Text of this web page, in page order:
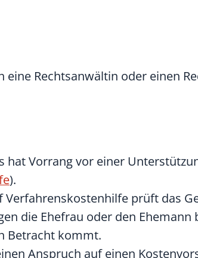
eine Rechtsanwältin oder einen
hat Vorrang vor einer
).
Verfahrenskostenhilfe prüft das
die Ehefrau oder den
Betracht kommt.
Anspruch auf einen